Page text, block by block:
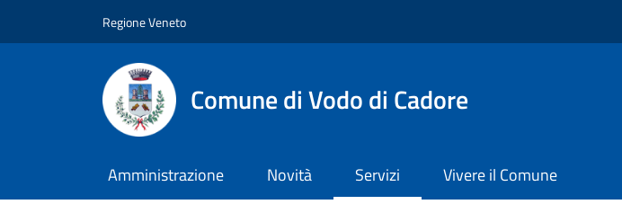
Regione Veneto
Comune di Vodo di Cadore
Amministrazione Novità Servizi Vivere il Comune